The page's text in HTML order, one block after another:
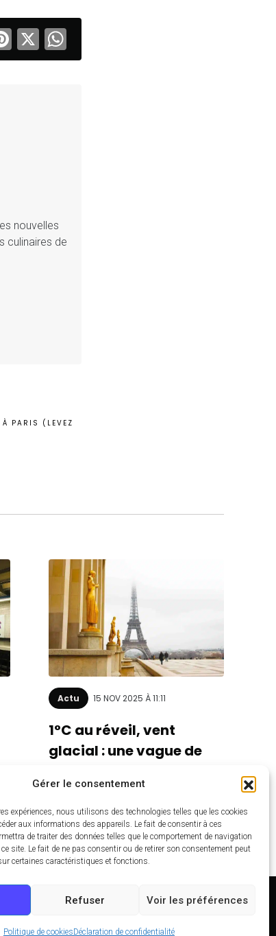
Gérer le consentement
expériences, nous utilisons des technologies telles que les cookies
aux informations des appareils. Le fait de consentir à ces
de traiter des données telles que le comportement de navigation
site. Le fait de ne pas consentir ou de retirer son consentement peut
certaines caractéristiques et fonctions.
Refuser Voir les préférences
Politique de cookiesDéclaration de confidentialité
Pinterest
X
nouvelles
culinaires de
PARIS (LEVEZ
Actu 15 NOV 2025 À 11:11
1°C au réveil, vent
glacial : une vague de
Paris (ça va piquer)
Politique de cookies (UE) Politique de confidentialité